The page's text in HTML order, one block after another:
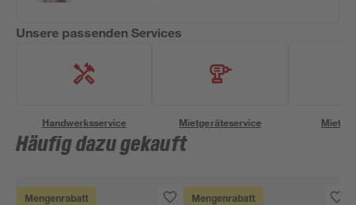
Unsere passenden Services
Handwerksservice Mietgeräteservice
Häufig dazu gekauft
Mengenrabatt Mengenrabatt